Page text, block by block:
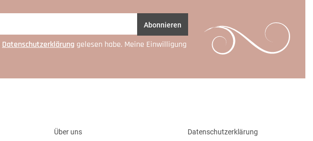
Abonnieren
Daten­schutz­erklärung gelesen habe. Meine Einwilligung
Über uns
Datenschutzerklärung